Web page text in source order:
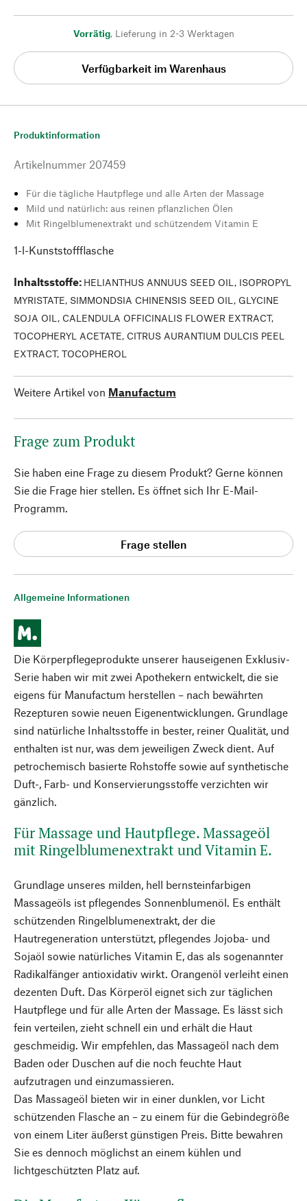
Vorrätig, Lieferung in 2-3 Werktagen
Verfügbarkeit im Warenhaus
Allgemeine Informationen
Die Körperpflegeprodukte unserer hauseigenen Exklusiv-
Serie haben wir mit zwei Apothekern entwickelt, die sie
eigens für Manufactum herstellen – nach bewährten
Rezepturen sowie neuen Eigenentwicklungen. Grundlage
sind natürliche Inhaltsstoffe in bester, reiner Qualität, und
enthalten ist nur, was dem jeweiligen Zweck dient. Auf
petrochemisch basierte Rohstoffe sowie auf synthetische
Duft-, Farb- und Konservierungsstoffe verzichten wir
gänzlich.
Für Massage und Hautpflege. Massageöl
mit Ringelblumenextrakt und Vitamin E.
Grundlage unseres milden, hell bernsteinfarbigen
Massageöls ist pflegendes Sonnenblumenöl. Es enthält
schützenden Ringelblumenextrakt, der die
Hautregeneration unterstützt, pflegendes Jojoba- und
Sojaöl sowie natürliches Vitamin E, das als sogenannter
Radikalfänger antioxidativ wirkt. Orangenöl verleiht einen
dezenten Duft. Das Körperöl eignet sich zur täglichen
Hautpflege und für alle Arten der Massage. Es lässt sich
fein verteilen, zieht schnell ein und erhält die Haut
geschmeidig. Wir empfehlen, das Massageöl nach dem
Baden oder Duschen auf die noch feuchte Haut
aufzutragen und einzumassieren.
Das Massageöl bieten wir in einer dunklen, vor Licht
schützenden Flasche an – zu einem für die Gebindegröße
von einem Liter äußerst günstigen Preis. Bitte bewahren
Sie es dennoch möglichst an einem kühlen und
lichtgeschützten Platz auf.
Produktinformation
Artikelnummer 207459
Für die tägliche Hautpflege und alle Arten der Massage
Mild und natürlich: aus reinen pflanzlichen Ölen
Mit Ringelblumenextrakt und schützendem Vitamin E
1-l-Kunststoffflasche
Inhaltsstoffe: HELIANTHUS ANNUUS SEED OIL, ISOPROPYL
MYRISTATE, SIMMONDSIA CHINENSIS SEED OIL, GLYCINE
SOJA OIL, CALENDULA OFFICINALIS FLOWER EXTRACT,
TOCOPHERYL ACETATE, CITRUS AURANTIUM DULCIS PEEL
EXTRACT, TOCOPHEROL
Weitere Artikel von Manufactum
Frage zum Produkt
Sie haben eine Frage zu diesem Produkt? Gerne können
Sie die Frage hier stellen. Es öffnet sich Ihr E-Mail-
Programm.
Frage stellen